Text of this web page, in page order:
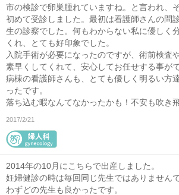
市の検診で卵巣腫れていますね。と言われ、
初めて受診しました。最初は看護師さんの問
生の診察でした。何もわからない私に優しく
くれ、とても好印象でした。
入院手術が必要になったのですが、術前検査
素早くしてくれて、安心してお任せする事が
病棟の看護師さんも、とても優しく明るい方
ったです。
落ち込む暇なんてなかったかも！不安も吹き
2017/2/21
2014年の10月にこちらで出産しました。
妊婦健診の時は毎回同じ先生ではありません
わずどの先生も良かったです。